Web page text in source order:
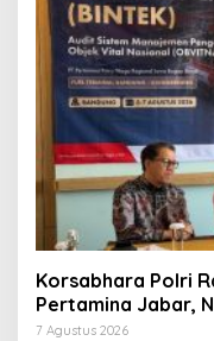
Korsabhara Polri
Pertamina Jabar,
Persen
7 Agustus 2026